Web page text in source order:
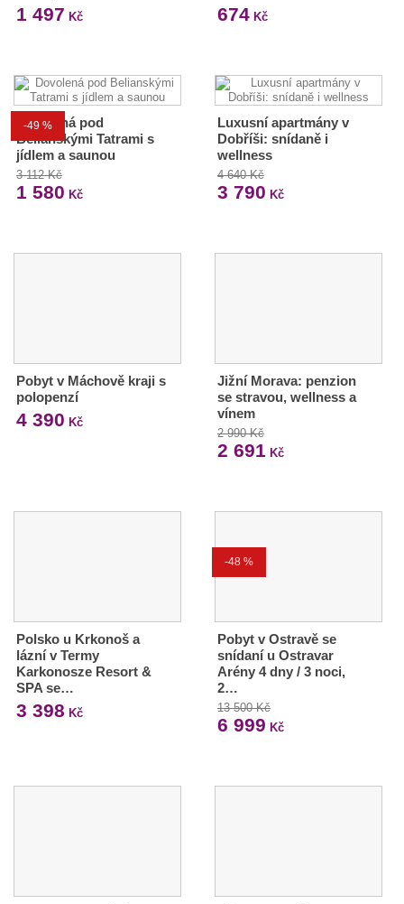
1 497 Kč 674Kč
-49 %
Dovolená pod
Belianskými Tatrami s
jídlem a saunou
3 112 Kč
1 580 Kč
Luxusní apartmány v
Dobříši: snídaně i
wellness
4 640 Kč
3 790 Kč
Pobyt v Máchově kraji s
polopenzí
4 390 Kč
Jižní Morava: penzion
se stravou, wellness a
vínem
2 990 Kč
2 691 Kč
Polsko u Krkonoš a
lázní v Termy
Karkonosze Resort &
SPA se…
3 398 Kč
-48 %
Pobyt v Ostravě se
snídaní u Ostravar
Arény 4 dny / 3 noci,
2…
13 500 Kč
6 999 Kč